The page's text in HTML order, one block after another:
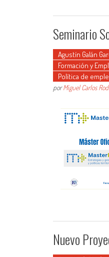
Seminario
Agustín Galán
Formación y
Política de
porMiguel Carlos
Nuevo